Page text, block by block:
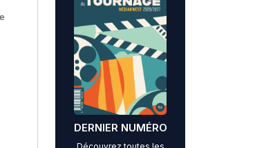
DERNIER NUMÉRO